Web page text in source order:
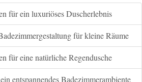
für ein luxuriöses Duscherlebnis
für kleine Räume
für eine natürliche Regendusche
entspannendes Badezimmerambiente